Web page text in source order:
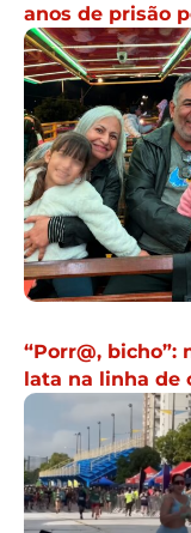
anos de prisão
“Porr@,
lata na linha de